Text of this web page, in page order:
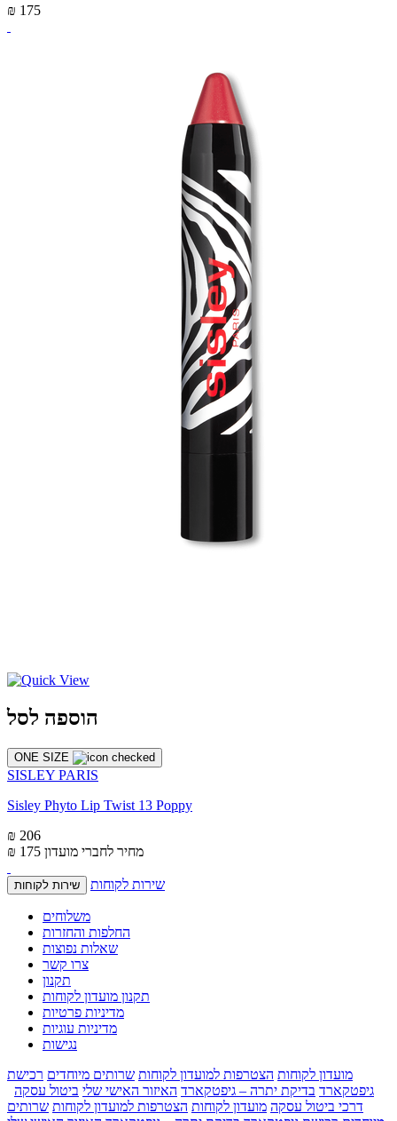
₪ 175
הוספה לסל
ONE SIZE
SISLEY PARIS
Sisley Phyto Lip Twist 13 Poppy
₪ 206
₪ 175 מחיר לחברי מועדון
שירות לקוחות שירות לקוחות
משלוחים
החלפות והחזרות
שאלות נפוצות
צרו קשר
תקנון
תקנון מועדון לקוחות
מדיניות פרטיות
מדיניות עוגיות
נגישות
מועדון לקוחות הצטרפות למועדון לקוחות שרותים מיוחדים רכישת
גיפטקארד בדיקת יתרה – גיפטקארד האיזור האישי שלי ביטול עסקה
דרכי ביטול עסקה מועדון לקוחות הצטרפות למועדון לקוחות שרותים